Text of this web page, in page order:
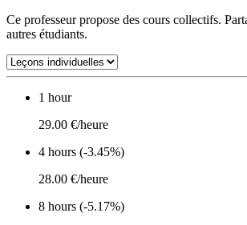
Ce professeur propose des cours collectifs.
autres étudiants.
1 hour
29.00 €/heure
4 hours (-3.45%)
28.00 €/heure
8 hours (-5.17%)